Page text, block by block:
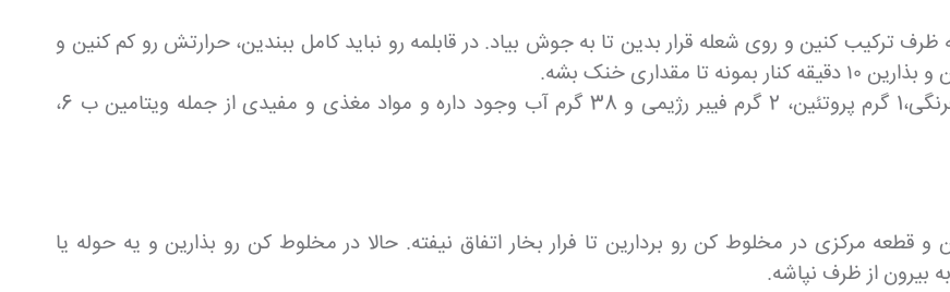
رو توی یه ظرف ترکیب کنین و روی شعله قرار بدین تا به جوش بیاد. در قابلمه رو نباید کامل ببندین، حرارتش رو کم کنین و
جالبه اینجا به این نکته اشاره کنم که در هر 100 گرم تره فرنگی،1 گرم پروتئین، 2 گرم فیبر رژیمی و 38 گرم آب وجود داره و مواد مغذی و مفیدی از جمله ویتامین ب 6،
مرکزی در مخلوط کن رو بردارین تا فرار بخار اتفاق نیفته. حالا در مخلوط کن رو بذارین و یه حوله یا
بیرون از ظرف نپاشه.